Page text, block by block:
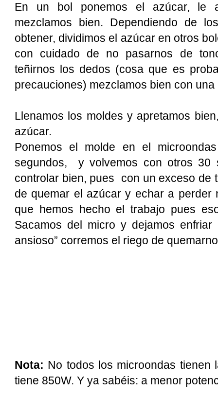
En un bol ponemos el azúcar, le
mezclamos bien. Dependiendo de
obtener, dividimos el azúcar en otros
con cuidado de no pasarnos de
teñirnos los dedos (cosa que es
precauciones) mezclamos bien con una
Llenamos los moldes y apretamos
azúcar.
Ponemos el molde en el
segundos, y volvemos con otros 30
controlar bien, pues con un exceso de
de quemar el azúcar y echar a perder
que hemos hecho el trabajo pues
Sacamos del micro y dejamos
ansioso” corremos el riego de
Nota: No todos los microondas tienen
tiene 850W. Y ya sabéis: a menor